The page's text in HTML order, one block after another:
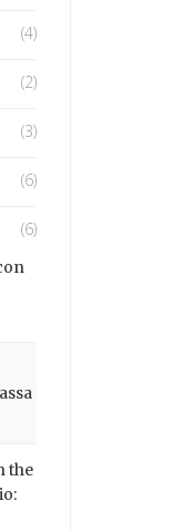
(4)
(2)
(3)
(6)
(6)
the